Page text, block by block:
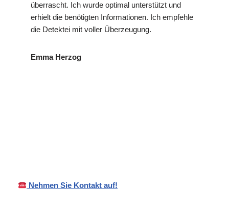
überrascht. Ich wurde optimal unterstützt und
erhielt die benötigten Informationen. Ich empfehle
die Detektei mit voller Überzeugung.
Emma Herzog
Nehmen Sie Kontakt auf!